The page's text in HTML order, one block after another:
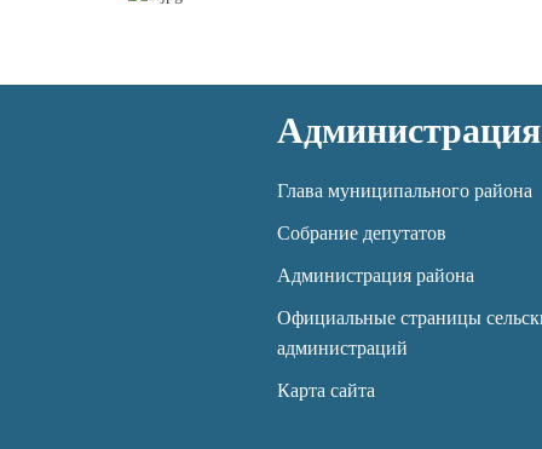
Администрация
Глава муниципального района
Собрание депутатов
Администрация района
Официальные страницы
администраций
Карта сайта